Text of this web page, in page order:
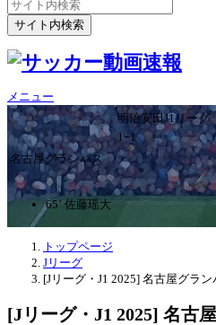
メニュー
明治安田J1リーグ
1ｰ1
名古屋グランパス
65’ 佐藤瑶大
トップページ
Jリーグ
[Jリーグ・J1 2025] 名古屋グラン
[Jリーグ・J1 2025] 名古